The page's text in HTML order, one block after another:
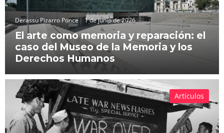
Derassu Pizarro Ponce 1 de junio de 2026
El arte como memoria y reparación: el
caso del Museo de la Memoria y los
Derechos Humanos
Artículos